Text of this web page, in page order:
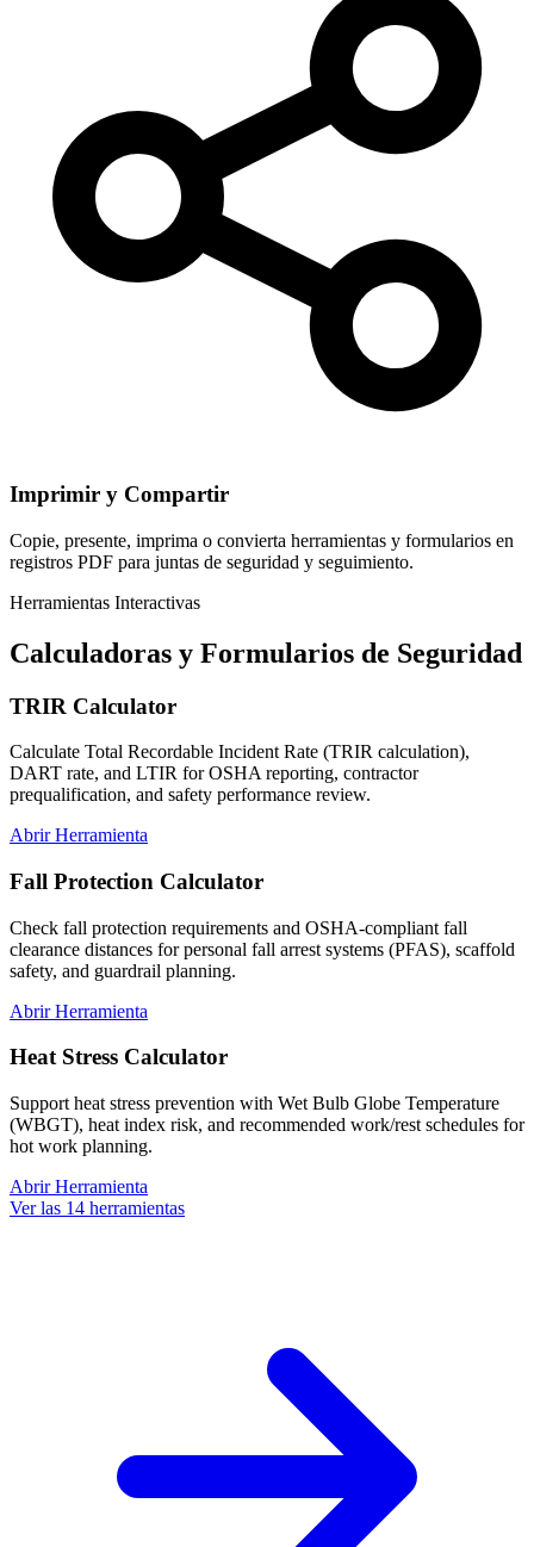
Imprimir y Compartir
Copie, presente, imprima o convierta herramientas y formularios en
registros PDF para juntas de seguridad y seguimiento.
Herramientas Interactivas
Calculadoras y Formularios de Seguridad
TRIR Calculator
Calculate Total Recordable Incident Rate (TRIR calculation),
DART rate, and LTIR for OSHA reporting, contractor
prequalification, and safety performance review.
Abrir Herramienta
Fall Protection Calculator
Check fall protection requirements and OSHA-compliant fall
clearance distances for personal fall arrest systems (PFAS), scaffold
safety, and guardrail planning.
Abrir Herramienta
Heat Stress Calculator
Support heat stress prevention with Wet Bulb Globe Temperature
(WBGT), heat index risk, and recommended work/rest schedules for
hot work planning.
Abrir Herramienta
Ver las 14 herramientas